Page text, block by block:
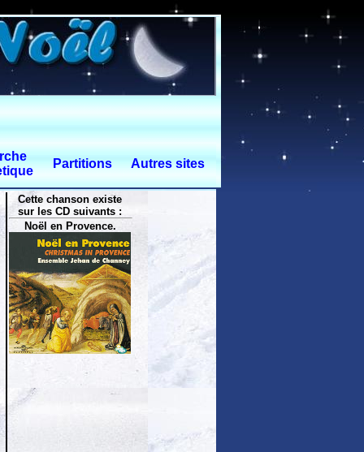
Partitions Autres sites
Cette chanson existe
sur les CD suivants :
Noël en Provence.